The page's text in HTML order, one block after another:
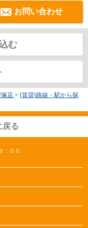
お問い合わせ
む
店 > (賃貸)路線・駅から探
戻る
：００